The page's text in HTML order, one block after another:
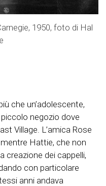
1950, foto di Hal
che un’adolescente,
negozio dove
Village. L’amica Rose
Hattie, che non
creazione dei cappelli,
con particolare
anni andava